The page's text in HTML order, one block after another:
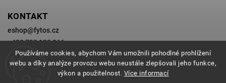
Používáme cookies, abychom Vám umožnili pohodlné prohlížení
webu a díky analýze provozu webu neustále zlepšovali jeho funkce,
výkon a použitelnost. Více informací
KONTAKT
eshop@fytos.cz
+420 733 133 366